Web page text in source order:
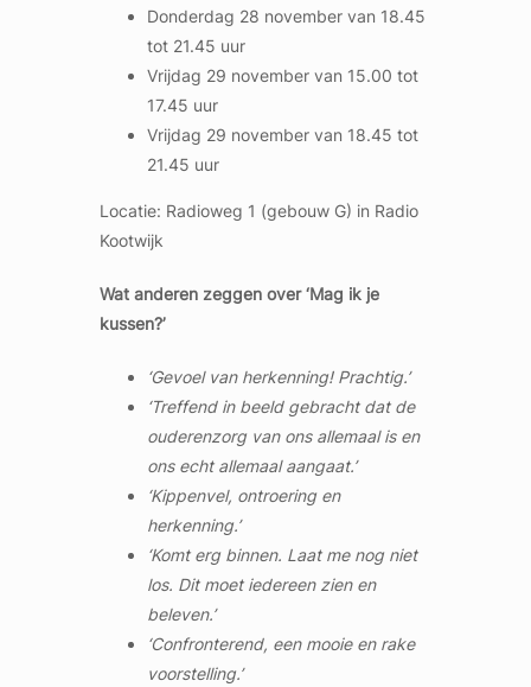
Donderdag 28 november van 18.45
tot 21.45 uur
Vrijdag 29 november van 15.00 tot
17.45 uur
Vrijdag 29 november van 18.45 tot
21.45 uur
Locatie: Radioweg 1 (gebouw G) in Radio
Kootwijk
Wat anderen zeggen over ‘Mag ik je
kussen?’
‘Gevoel van herkenning! Prachtig.’
‘Treffend in beeld gebracht dat de
ouderenzorg van ons allemaal is en
ons echt allemaal aangaat.’
‘Kippenvel, ontroering en
herkenning.’
‘Komt erg binnen. Laat me nog niet
los. Dit moet iedereen zien en
beleven.’
‘Confronterend, een mooie en rake
voorstelling.’